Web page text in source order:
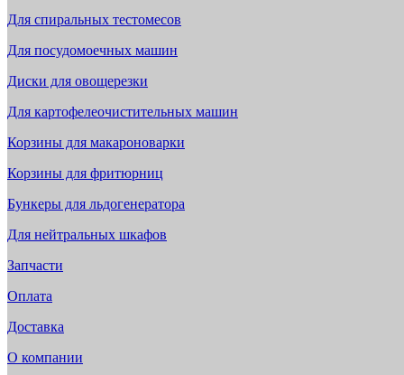
Для спиральных тестомесов
Для посудомоечных машин
Диски для овощерезки
Для картофелеочистительных машин
Корзины для макароноварки
Корзины для фритюрниц
Бункеры для льдогенератора
Для нейтральных шкафов
Запчасти
Оплата
Доставка
О компании